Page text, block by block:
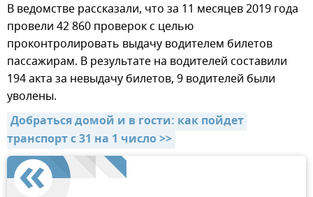
В ведомстве рассказали, что за 11 месяцев 2019 года
провели 42 860 проверок с целью
проконтролировать выдачу водителем билетов
пассажирам. В результате на водителей составили
194 акта за невыдачу билетов, 9 водителей были
уволены.
Добраться домой и в гости: как пойдет
транспорт с 31 на 1 число >>